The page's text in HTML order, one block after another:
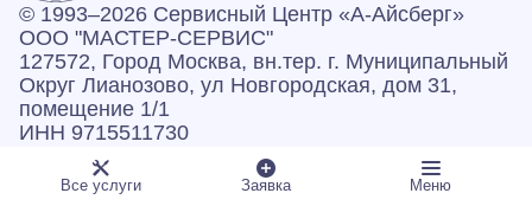
© 1993–2026 Сервисный Центр «А‑Айсберг»
ООО "МАСТЕР-СЕРВИС"
127572, Город Москва, вн.тер. г. Муниципальный
Округ Лианозово, ул Новгородская, дом 31,
помещение 1/1
ИНН 9715511730
ОГРН 1257700246308
Все услуги Заявка Меню